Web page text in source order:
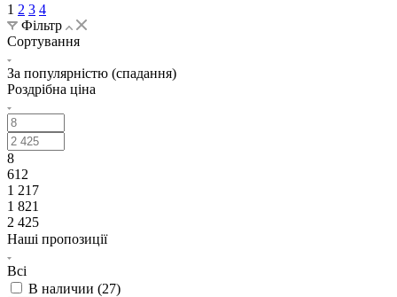
1 2 3 4
Фільтр
Сортування
За популярністю (спадання)
Роздрібна ціна
8
612
1 217
1 821
2 425
Наші пропозиції
Всі
В наличии (27)